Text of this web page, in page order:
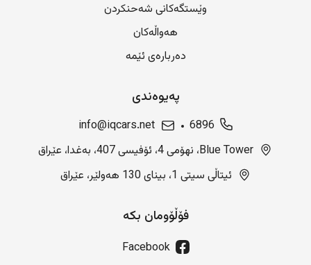
وێستگەکانی شەحنکردن
هەواڵەکان
دەربارەی ئێمە
پەیوەندی
6896
info@iqcars.net
Blue Tower، نهۆمی 4، ئۆفیسی 407، بەغدا، عێراق
ئیتاڵی سیتی 1، بینای 130 هەولێر، عێراق
فۆڵۆومان بکە
Facebook